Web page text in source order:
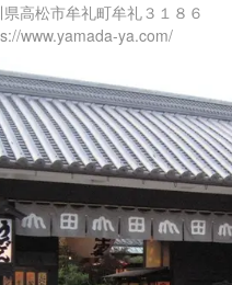
高松市牟礼町牟礼３１８６
www.yamada-ya.com/